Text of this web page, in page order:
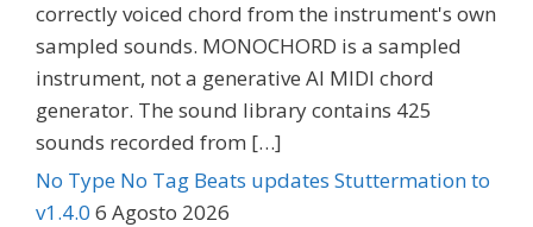
correctly voiced chord from the instrument's own
sampled sounds. MONOCHORD is a sampled
instrument, not a generative AI MIDI chord
generator. The sound library contains 425
sounds recorded from […]
No Type No Tag Beats updates Stuttermation to
v1.4.0 6 Agosto 2026